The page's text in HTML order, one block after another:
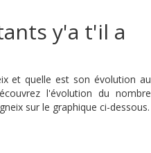
y'a t'il a
et quelle est son évolution au
l'évolution du nombre
sur le graphique ci-dessous.